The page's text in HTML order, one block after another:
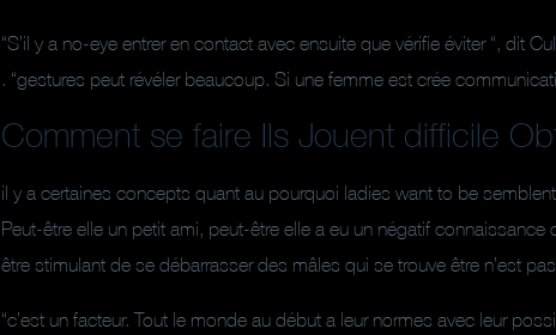
“S’il y a no-eye entrer en contact avec ensuite que vérifie éviter “, dit
. “gestures peut révéler beaucoup. Si une femme est crée
Comment se faire Ils Jouent difficile
il y a certaines concepts quant au pourquoi ladies want to be
Peut-être elle un petit ami, peut-être elle a eu un négatif
être stimulant de se débarrasser des mâles qui se trouve être n’est
“c’est un facteur. Tout le monde au début a leur normes avec leur